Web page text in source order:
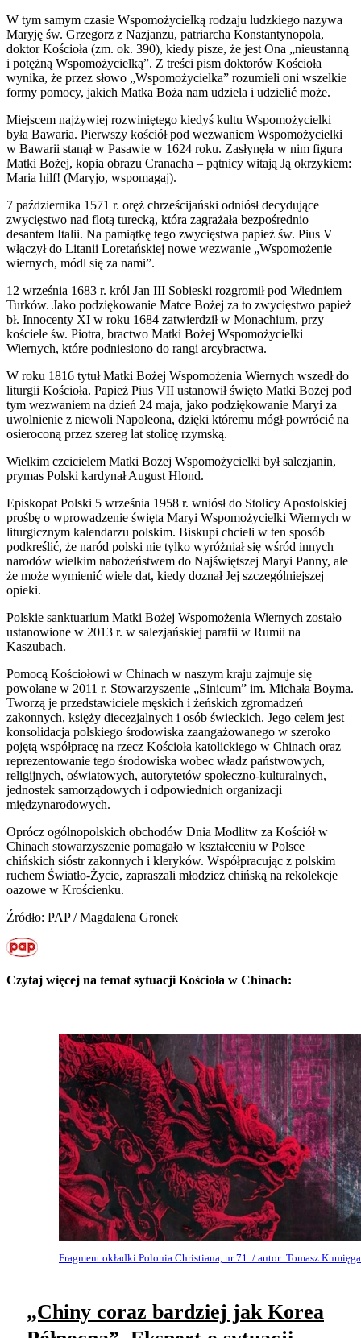
W tym samym czasie Wspomożycielką rodzaju ludzkiego nazywa
Maryję św. Grzegorz z Nazjanzu, patriarcha Konstantynopola,
doktor Kościoła (zm. ok. 390), kiedy pisze, że jest Ona „nieustanną
i potężną Wspomożycielką”. Z treści pism doktorów Kościoła
wynika, że przez słowo „Wspomożycielka” rozumieli oni wszelkie
formy pomocy, jakich Matka Boża nam udziela i udzielić może.
Miejscem najżywiej rozwiniętego kiedyś kultu Wspomożycielki
była Bawaria. Pierwszy kościół pod wezwaniem Wspomożycielki
w Bawarii stanął w Pasawie w 1624 roku. Zasłynęła w nim figura
Matki Bożej, kopia obrazu Cranacha – pątnicy witają Ją okrzykiem:
Maria hilf! (Maryjo, wspomagaj).
7 października 1571 r. oręż chrześcijański odniósł decydujące
zwycięstwo nad flotą turecką, która zagrażała bezpośrednio
desantem Italii. Na pamiątkę tego zwycięstwa papież św. Pius V
włączył do Litanii Loretańskiej nowe wezwanie „Wspomożenie
wiernych, módl się za nami”.
12 września 1683 r. król Jan III Sobieski rozgromił pod Wiedniem
Turków. Jako podziękowanie Matce Bożej za to zwycięstwo papież
bł. Innocenty XI w roku 1684 zatwierdził w Monachium, przy
kościele św. Piotra, bractwo Matki Bożej Wspomożycielki
Wiernych, które podniesiono do rangi arcybractwa.
W roku 1816 tytuł Matki Bożej Wspomożenia Wiernych wszedł do
liturgii Kościoła. Papież Pius VII ustanowił święto Matki Bożej pod
tym wezwaniem na dzień 24 maja, jako podziękowanie Maryi za
uwolnienie z niewoli Napoleona, dzięki któremu mógł powrócić na
osieroconą przez szereg lat stolicę rzymską.
Wielkim czcicielem Matki Bożej Wspomożycielki był salezjanin,
prymas Polski kardynał August Hlond.
Episkopat Polski 5 września 1958 r. wniósł do Stolicy Apostolskiej
prośbę o wprowadzenie święta Maryi Wspomożycielki Wiernych w
liturgicznym kalendarzu polskim. Biskupi chcieli w ten sposób
podkreślić, że naród polski nie tylko wyróżniał się wśród innych
narodów wielkim nabożeństwem do Najświętszej Maryi Panny, ale
że może wymienić wiele dat, kiedy doznał Jej szczególniejszej
opieki.
Polskie sanktuarium Matki Bożej Wspomożenia Wiernych zostało
ustanowione w 2013 r. w salezjańskiej parafii w Rumii na
Kaszubach.
Pomocą Kościołowi w Chinach w naszym kraju zajmuje się
powołane w 2011 r. Stowarzyszenie „Sinicum” im. Michała Boyma.
Tworzą je przedstawiciele męskich i żeńskich zgromadzeń
zakonnych, księży diecezjalnych i osób świeckich. Jego celem jest
konsolidacja polskiego środowiska zaangażowanego w szeroko
pojętą współpracę na rzecz Kościoła katolickiego w Chinach oraz
reprezentowanie tego środowiska wobec władz państwowych,
religijnych, oświatowych, autorytetów społeczno-kulturalnych,
jednostek samorządowych i odpowiednich organizacji
międzynarodowych.
Oprócz ogólnopolskich obchodów Dnia Modlitw za Kościół w
Chinach stowarzyszenie pomagało w kształceniu w Polsce
chińskich sióstr zakonnych i kleryków. Współpracując z polskim
ruchem Światło-Życie, zapraszali młodzież chińską na rekolekcje
oazowe w Krościenku.
Źródło: PAP / Magdalena Gronek
Czytaj więcej na temat sytuacji Kościoła w Chinach:
Fragment okładki Polonia Christiana, nr 71. / autor: Tomasz Kumięga
„Chiny coraz bardziej jak Korea